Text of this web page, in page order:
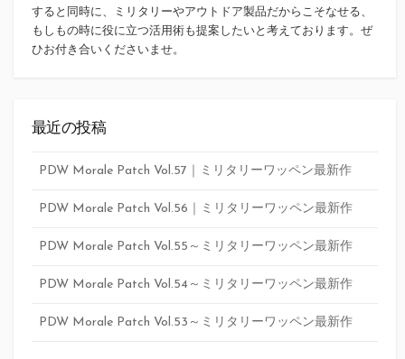
すると同時に、ミリタリーやアウトドア製品だからこそなせる、
もしもの時に役に立つ活用術も提案したいと考えております。ぜ
ひお付き合いくださいませ。
最近の投稿
PDW Morale Patch Vol.57｜ミリタリーワッペン最新作
PDW Morale Patch Vol.56｜ミリタリーワッペン最新作
PDW Morale Patch Vol.55～ミリタリーワッペン最新作
PDW Morale Patch Vol.54～ミリタリーワッペン最新作
PDW Morale Patch Vol.53～ミリタリーワッペン最新作